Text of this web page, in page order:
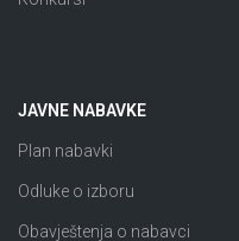
JAVNE NABAVKE
Plan nabavki
Odluke o izboru
Obavještenja o nabavci